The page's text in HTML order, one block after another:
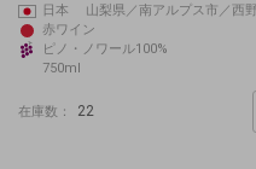
日本 山梨県／南アルプス市／西
赤ワイン
ピノ・ノワール100%
750ml
在庫数： 22